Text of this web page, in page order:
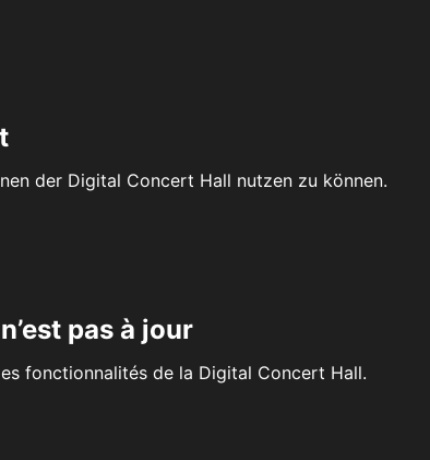
der Digital Concert Hall nutzen zu können.
pas à jour
fonctionnalités de la Digital Concert Hall.